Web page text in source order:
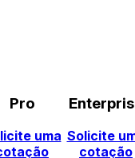
Pro
uma Solicite
cotação